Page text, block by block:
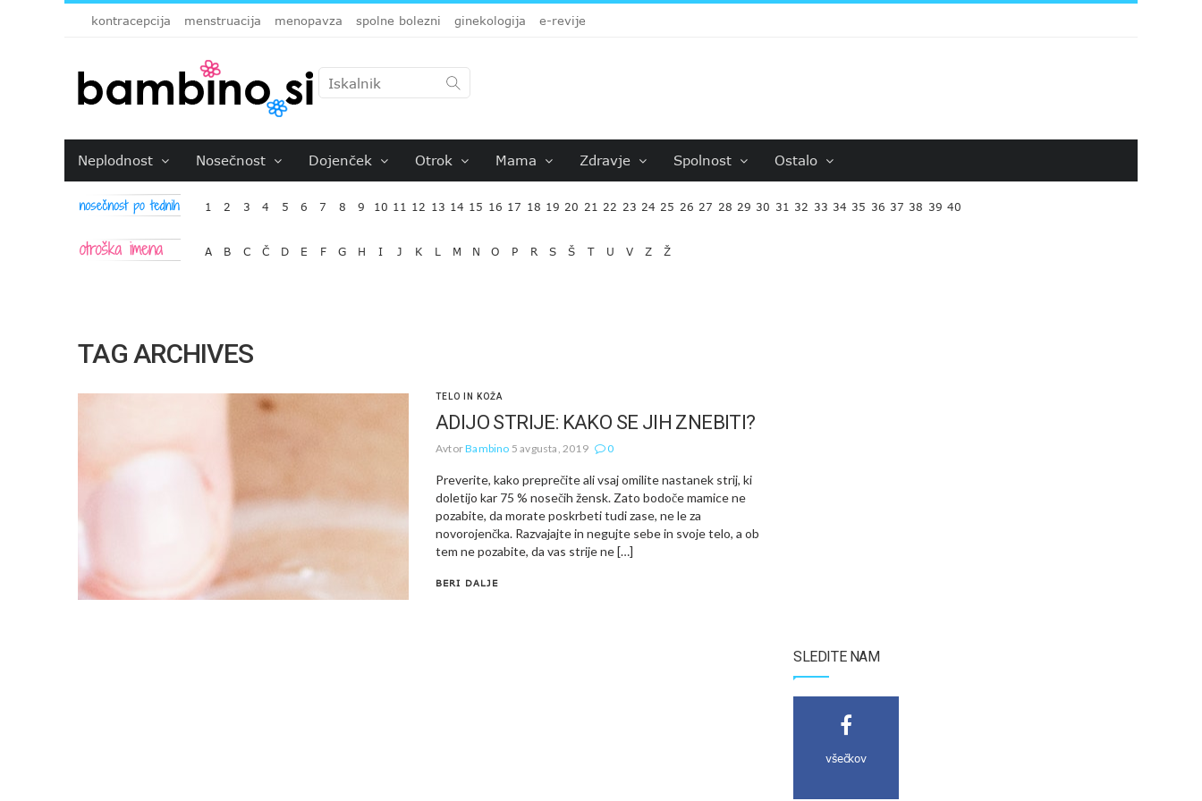
kontracepcija menstruacija menopavza spolne bolezni ginekologija e-revije
Neplodnost Nosečnost Dojenček Otrok Mama Zdravje Spolnost Ostalo
1 2 3 4 5 6 7 8 9 10 11 12 13 14 15 16 17 18 19 20 21 22 23 24 25 26 27 28 29 30 31 32 33 34 35 36 37 38 39 40
A B C Č D E F G H I J K L M N O P R S Š T U V Z Ž
TAG ARCHIVES
TELO IN KOŽA
ADIJO STRIJE: KAKO SE JIH ZNEBITI?
AvtorBambino 5 avgusta, 2019 0
Preverite, kako preprečite ali vsaj omilite nastanek strij, ki
doletijo kar 75 % nosečih žensk. Zato bodoče mamice ne
pozabite, da morate poskrbeti tudi zase, ne le za
novorojenčka. Razvajajte in negujte sebe in svoje telo, a ob
tem ne pozabite, da vas strije ne […]
BERI DALJE
SLEDITE NAM
všečkov